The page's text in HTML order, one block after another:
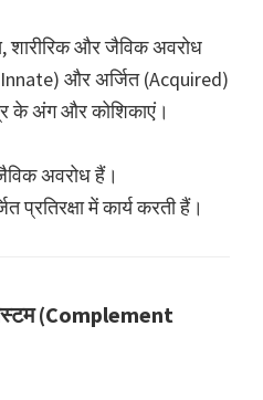
शारीरिक और जैविक अवरोध
और अर्जित (Acquired)
के अंग और कोशिकाएं।
अवरोध हैं।
प्रतिरक्षा में कार्य करती हैं।
(Complement